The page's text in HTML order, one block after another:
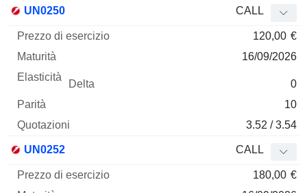
UN0250 CALL
120,00 €
16/09/2026
0
10
3.52 / 3.54
UN0252 CALL
180,00 €